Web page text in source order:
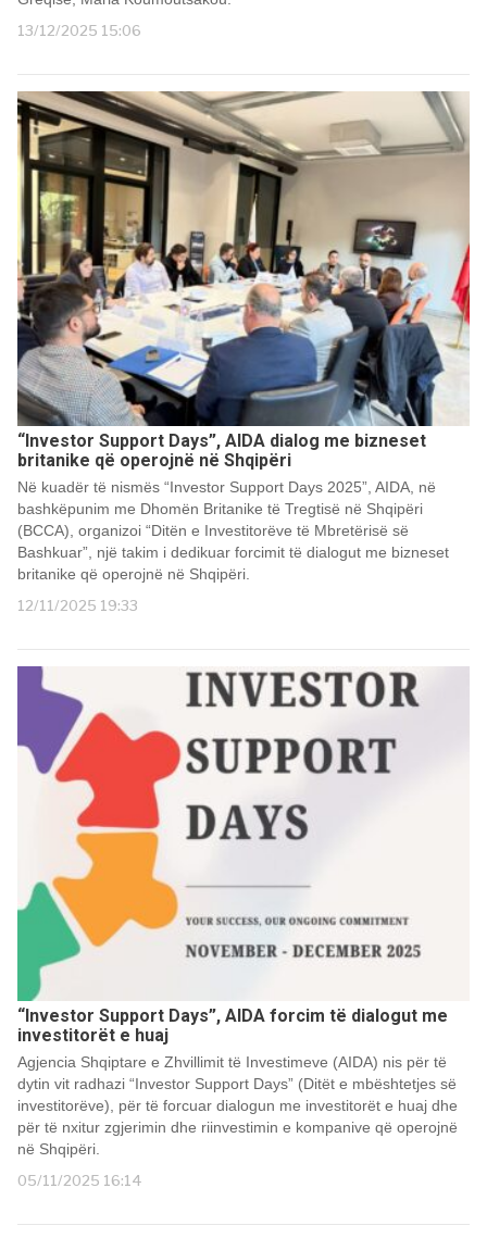
13/12/2025 15:06
“Investor Support Days”, AIDA dialog me bizneset
britanike që operojnë në Shqipëri
Në kuadër të nismës “Investor Support Days 2025”, AIDA, në
bashkëpunim me Dhomën Britanike të Tregtisë në Shqipëri
(BCCA), organizoi “Ditën e Investitorëve të Mbretërisë së
Bashkuar”, një takim i dedikuar forcimit të dialogut me bizneset
britanike që operojnë në Shqipëri.
12/11/2025 19:33
“Investor Support Days”, AIDA forcim të dialogut me
investitorët e huaj
Agjencia Shqiptare e Zhvillimit të Investimeve (AIDA) nis për të
dytin vit radhazi “Investor Support Days” (Ditët e mbështetjes së
investitorëve), për të forcuar dialogun me investitorët e huaj dhe
për të nxitur zgjerimin dhe riinvestimin e kompanive që operojnë
në Shqipëri.
05/11/2025 16:14